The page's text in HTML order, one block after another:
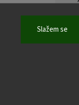
Slažem se